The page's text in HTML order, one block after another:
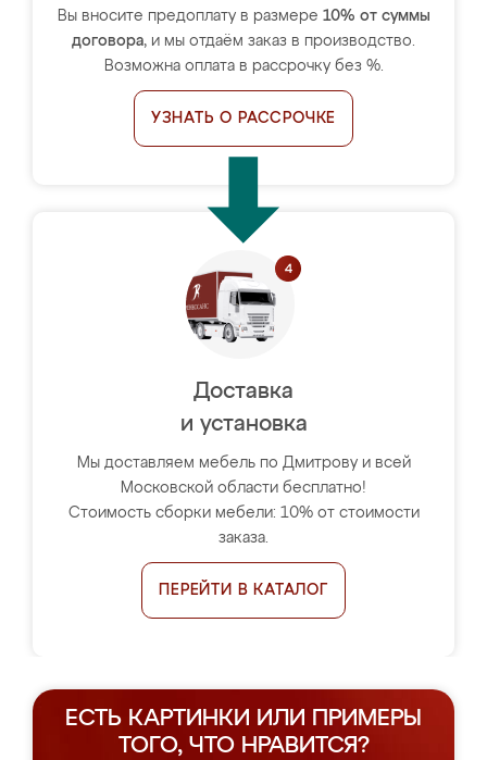
Вы вносите предоплату в размере 10% от суммы
договора, и мы отдаём заказ в производство.
Возможна оплата в рассрочку без %.
УЗНАТЬ О РАССРОЧКЕ
Доставка
и установка
Мы доставляем мебель по Дмитрову и всей
Московской области бесплатно!
Стоимость сборки мебели: 10% от стоимости
заказа.
ПЕРЕЙТИ В КАТАЛОГ
ЕСТЬ КАРТИНКИ ИЛИ ПРИМЕРЫ
ТОГО, ЧТО НРАВИТСЯ?